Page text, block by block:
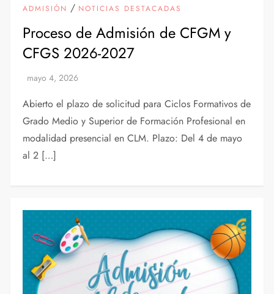
ADMISIÓN / NOTICIAS DESTACADAS
Proceso de Admisión de CFGM y
CFGS 2026-2027
Abierto el plazo de solicitud para Ciclos Formativos de
Grado Medio y Superior de Formación Profesional en
modalidad presencial en CLM. Plazo: Del 4 de mayo
al 2 […]